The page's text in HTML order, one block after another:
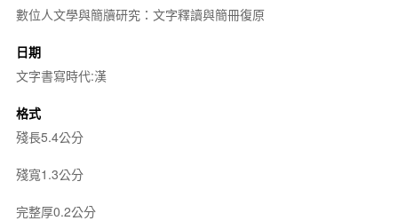
數位人文學與簡牘研究：文字釋讀與簡冊復原
日期
文字書寫時代:漢
格式
殘長5.4公分
殘寬1.3公分
完整厚0.2公分